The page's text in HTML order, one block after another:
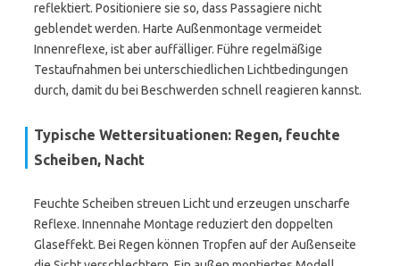
reflektiert. Positioniere sie so, dass Passagiere nicht
geblendet werden. Harte Außenmontage vermeidet
Innenreflexe, ist aber auffälliger. Führe regelmäßige
Testaufnahmen bei unterschiedlichen Lichtbedingungen
durch, damit du bei Beschwerden schnell reagieren kannst.
Typische Wettersituationen: Regen, feuchte
Scheiben, Nacht
Feuchte Scheiben streuen Licht und erzeugen unscharfe
Reflexe. Innennahe Montage reduziert den doppelten
Glaseffekt. Bei Regen können Tropfen auf der Außenseite